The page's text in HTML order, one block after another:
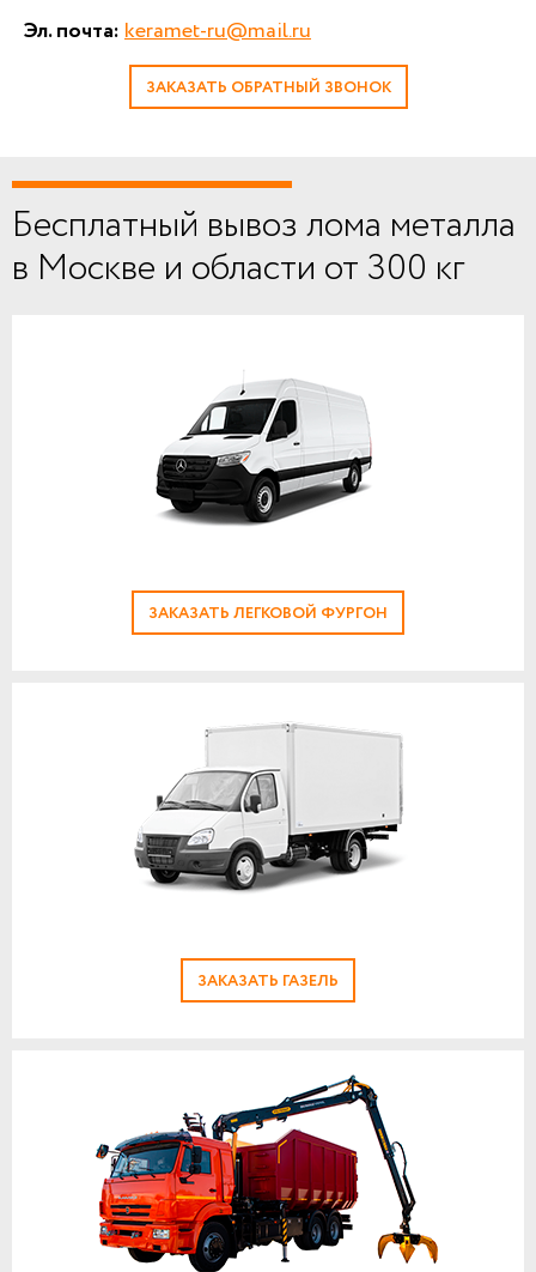
Эл. почта:keramet-ru@mail.ru
ЗАКАЗАТЬ ОБРАТНЫЙ ЗВОНОК
Бесплатный вывоз лома металла
в Москве и области от 300 кг
ЗАКАЗАТЬ ЛЕГКОВОЙ ФУРГОН
ЗАКАЗАТЬ ГАЗЕЛЬ